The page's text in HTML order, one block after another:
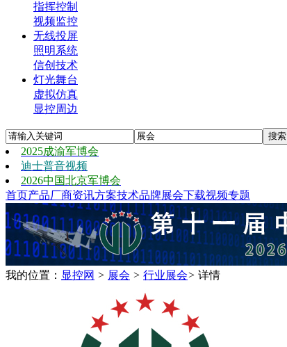
指挥控制
视频监控
无线投屏
照明系统
信创技术
灯光舞台
虚拟仿真
显控周边
2025成渝军博会
迪士普音视频
2026中国北京军博会
首页产品厂商资讯方案技术品牌展会下载视频专题
我的位置： 显控网 > 展会 > 行业展会> 详情